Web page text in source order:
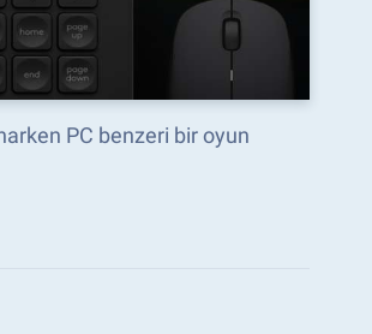
PC benzeri bir oyun